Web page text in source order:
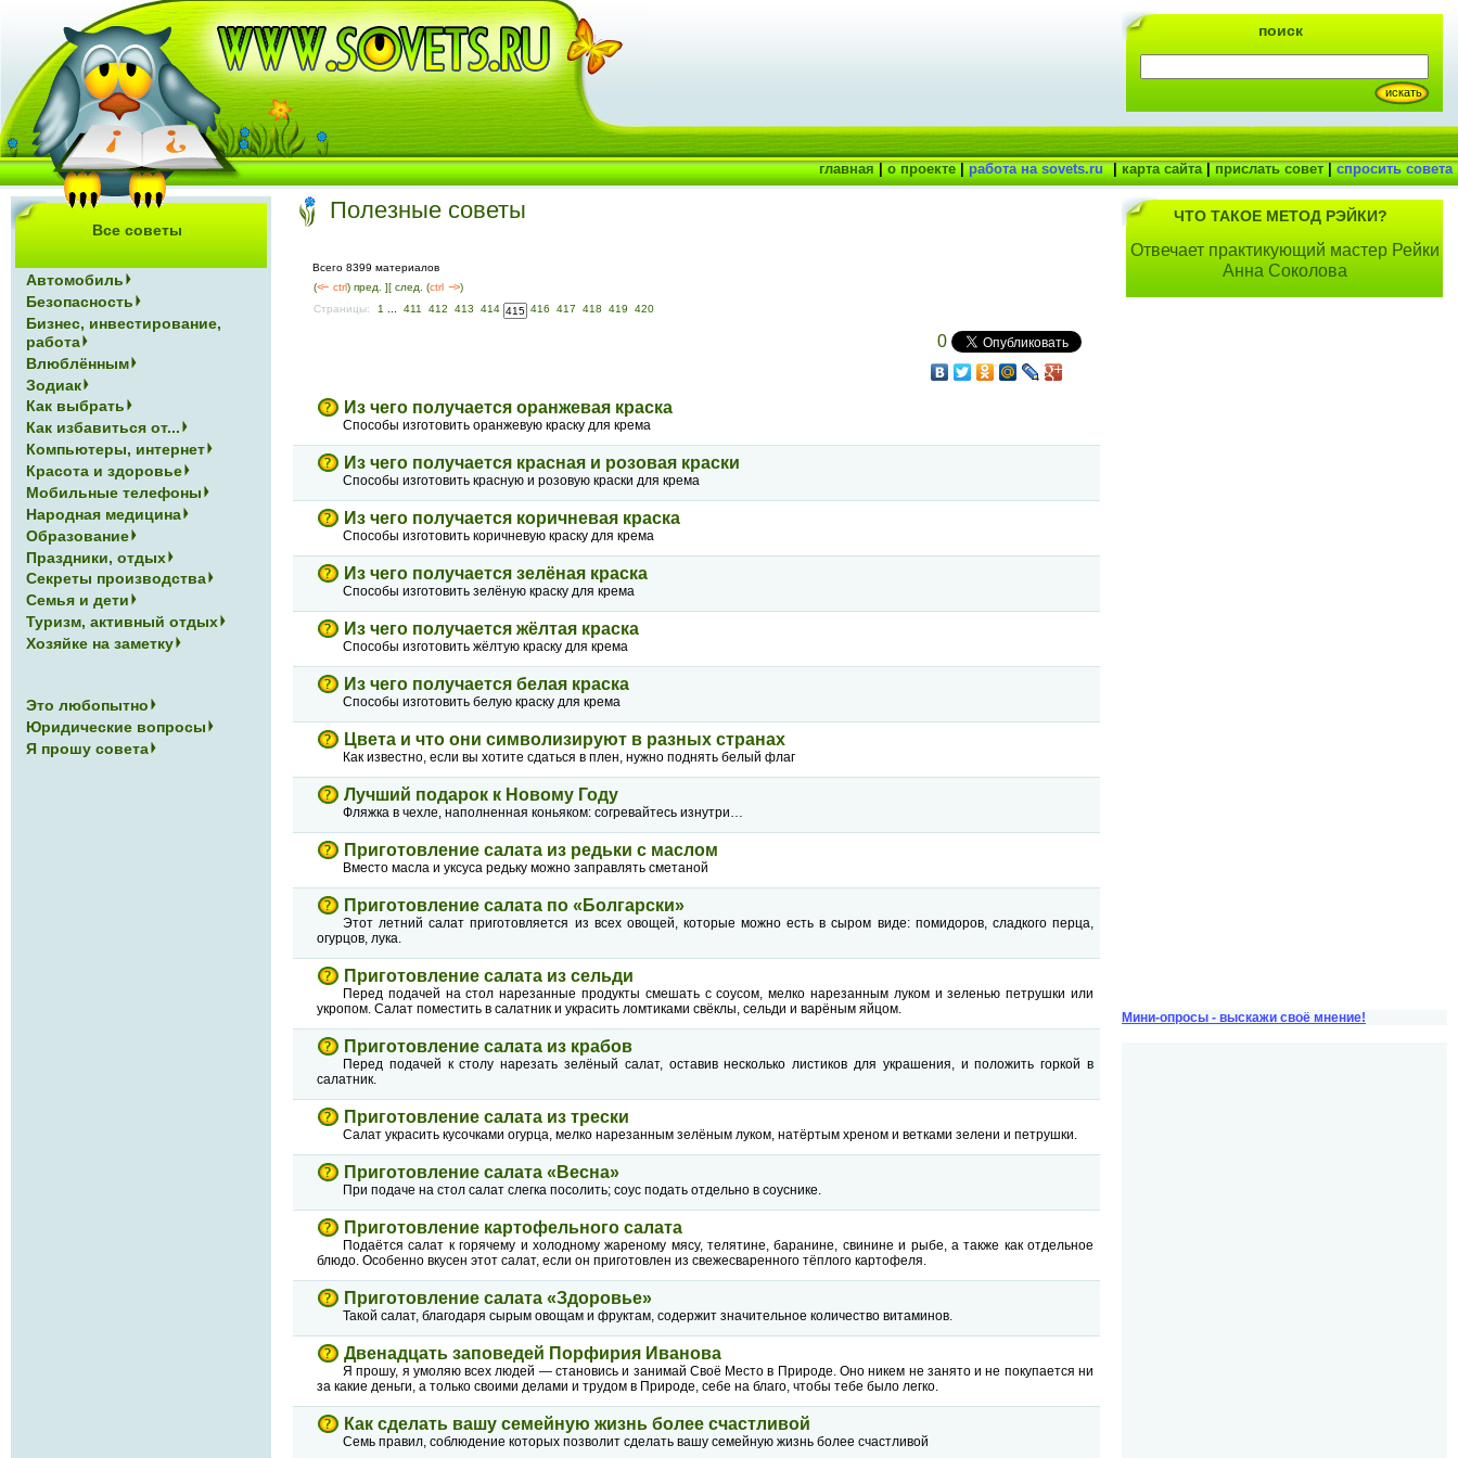
Полезные советы
Всего 8399 материалов
(<-- ctrl) пред. ][ след. (ctrl --> )
Страницы:
1 411 412 413 414 416 417 418 419 420
0
Из чего получается оранжевая краска
Способы изготовить оранжевую краску для крема
Из чего получается красная и розовая краски
Способы изготовить красную и розовую краски для крема
Из чего получается коричневая краска
Способы изготовить коричневую краску для крема
Из чего получается зелёная краска
Способы изготовить зелёную краску для крема
Из чего получается жёлтая краска
Способы изготовить жёлтую краску для крема
Из чего получается белая краска
Способы изготовить белую краску для крема
Цвета и что они символизируют в разных странах
Как известно, если вы хотите сдаться в плен, нужно поднять белый флаг
Лучший подарок к Новому Году
Фляжка в чехле, наполненная коньяком: согревайтесь изнутри…
Приготовление салата из редьки с маслом
Вместо масла и уксуса редьку можно заправлять сметаной
Приготовление салата по «Болгарски»
Этот летний салат приготовляется из всех овощей, которые можно есть в сыром виде: помидоров, сладкого перца,
огурцов, лука.
Приготовление салата из сельди
Перед подачей на стол нарезанные продукты смешать с соусом, мелко нарезанным луком и зеленью петрушки или
укропом. Салат поместить в салатник и украсить ломтиками свёклы, сельди и варёным яйцом.
Приготовление салата из крабов
Перед подачей к столу нарезать зелёный салат, оставив несколько листиков для украшения, и положить горкой в
салатник.
Приготовление салата из трески
Салат украсить кусочками огурца, мелко нарезанным зелёным луком, натёртым хреном и ветками зелени и петрушки.
Приготовление салата «Весна»
При подаче на стол салат слегка посолить; соус подать отдельно в соуснике.
Приготовление картофельного салата
Подаётся салат к горячему и холодному жареному мясу, телятине, баранине, свинине и рыбе, а также как отдельное
блюдо. Особенно вкусен этот салат, если он приготовлен из свежесваренного тёплого картофеля.
Приготовление салата «Здоровье»
Такой салат, благодаря сырым овощам и фруктам, содержит значительное количество витаминов.
Двенадцать заповедей Порфирия Иванова
Я прошу, я умоляю всех людей — становись и занимай Своё Место в Природе. Оно никем не занято и не покупается ни
за какие деньги, а только своими делами и трудом в Природе, себе на благо, чтобы тебе было легко.
Как сделать вашу семейную жизнь более счастливой
Семь правил, соблюдение которых позволит сделать вашу семейную жизнь более счастливой
Все советы
Автомобиль
Безопасность
Бизнес, инвестирование,
работа
Влюблённым
Зодиак
Как выбрать
Как избавиться от...
Компьютеры, интернет
Красота и здоровье
Мобильные телефоны
Народная медицина
Образование
Праздники, отдых
Секреты производства
Семья и дети
Туризм, активный отдых
Хозяйке на заметку
Это любопытно
Юридические вопросы
Я прошу совета
ЧТО ТАКОЕ МЕТОД РЭЙКИ?
Отвечает практикующий мастер Рейки
Анна Соколова
Мини-опросы - выскажи своё мнение!
поиск
главная|о проекте|работа на sovets.ru |карта сайта|прислать совет|спросить совета